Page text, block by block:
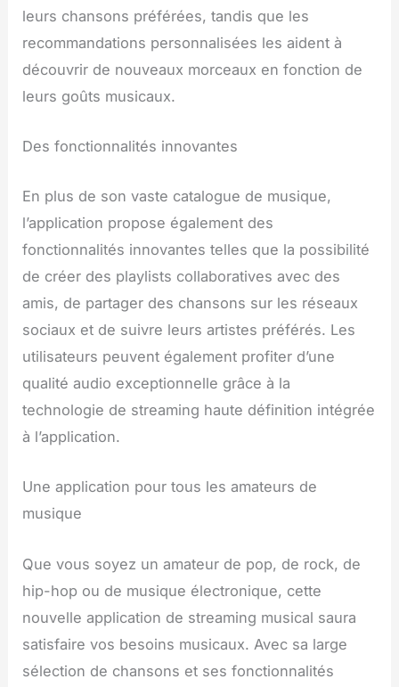
leurs chansons préférées, tandis que les
recommandations personnalisées les aident à
découvrir de nouveaux morceaux en fonction de
leurs goûts musicaux.
Des fonctionnalités innovantes
En plus de son vaste catalogue de musique,
l’application propose également des
fonctionnalités innovantes telles que la possibilité
de créer des playlists collaboratives avec des
amis, de partager des chansons sur les réseaux
sociaux et de suivre leurs artistes préférés. Les
utilisateurs peuvent également profiter d’une
qualité audio exceptionnelle grâce à la
technologie de streaming haute définition intégrée
à l’application.
Une application pour tous les amateurs de
musique
Que vous soyez un amateur de pop, de rock, de
hip-hop ou de musique électronique, cette
nouvelle application de streaming musical saura
satisfaire vos besoins musicaux. Avec sa large
sélection de chansons et ses fonctionnalités